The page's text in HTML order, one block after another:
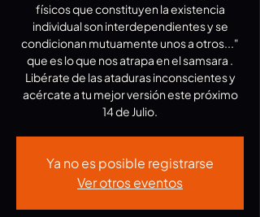
físicos que constituyen la existencia
individual son interdependientes y se
condicionan mutuamente unos a otros..."
que es lo que nos atrapa en el samsara .
Libérate de las ataduras inconscientes y
acércate a tu mejor versión este próximo
14 de Julio.
Ya no es posible registrarse
Ver otros eventos